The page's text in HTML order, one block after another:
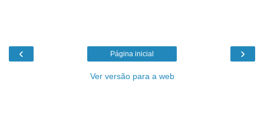
‹ ›
Página inicial
Ver versão para a web